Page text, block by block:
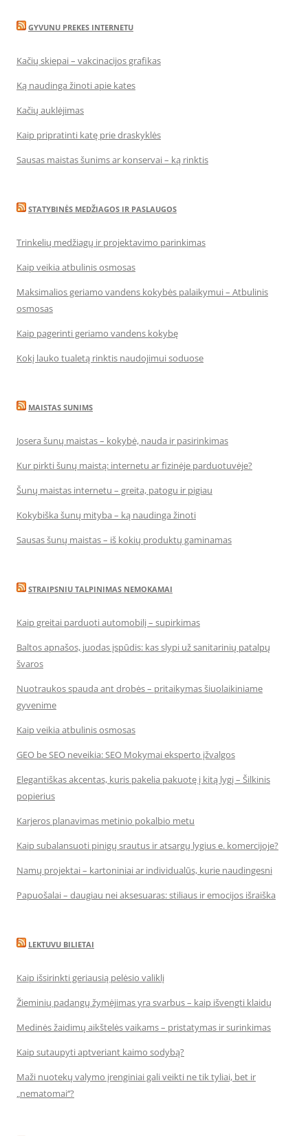
GYVUNU PREKES INTERNETU
Kačių skiepai – vakcinacijos grafikas
Ką naudinga žinoti apie kates
Kačių auklėjimas
Kaip pripratinti katę prie draskyklės
Sausas maistas šunims ar konservai – ką rinktis
STATYBINĖS MEDŽIAGOS IR PASLAUGOS
Trinkelių medžiagų ir projektavimo parinkimas
Kaip veikia atbulinis osmosas
Maksimalios geriamo vandens kokybės palaikymui – Atbulinis
osmosas
Kaip pagerinti geriamo vandens kokybę
Kokį lauko tualetą rinktis naudojimui soduose
MAISTAS SUNIMS
Josera šunų maistas – kokybė, nauda ir pasirinkimas
Kur pirkti šunų maistą: internetu ar fizinėje parduotuvėje?
Šunų maistas internetu – greita, patogu ir pigiau
Kokybiška šunų mityba – ką naudinga žinoti
Sausas šunų maistas – iš kokių produktų gaminamas
STRAIPSNIU TALPINIMAS NEMOKAMAI
Kaip greitai parduoti automobilį – supirkimas
Baltos apnašos, juodas įspūdis: kas slypi už sanitarinių patalpų
švaros
Nuotraukos spauda ant drobės – pritaikymas šiuolaikiniame
gyvenime
Kaip veikia atbulinis osmosas
GEO be SEO neveikia: SEO Mokymai eksperto įžvalgos
Elegantiškas akcentas, kuris pakelia pakuotę į kitą lygį – Šilkinis
popierius
Karjeros planavimas metinio pokalbio metu
Kaip subalansuoti pinigų srautus ir atsargų lygius e. komercijoje?
Namų projektai – kartoniniai ar individualūs, kurie naudingesni
Papuošalai – daugiau nei aksesuaras: stiliaus ir emocijos išraiška
LEKTUVU BILIETAI
Kaip išsirinkti geriausią pelėsio valiklį
Žieminių padangų žymėjimas yra svarbus – kaip išvengti klaidų
Medinės žaidimų aikštelės vaikams – pristatymas ir surinkimas
Kaip sutaupyti aptveriant kaimo sodybą?
Maži nuotekų valymo įrenginiai gali veikti ne tik tyliai, bet ir
„nematomai‘‘?